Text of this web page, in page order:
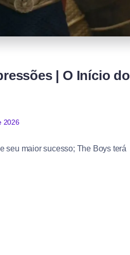
| O Início do
2026
seu maior sucesso; The Boys terá